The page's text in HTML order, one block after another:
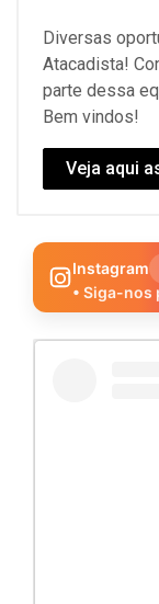
Diversas
Atacadista!
parte dessa
Bem vindos!
Veja aqui
Instagram
• Siga-nos